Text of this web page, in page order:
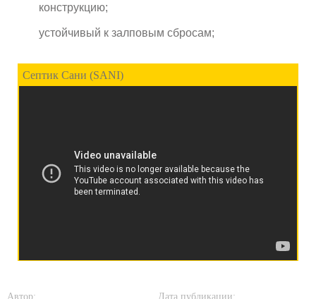
конструкцию;
устойчивый к залповым сбросам;
Септик Сани (SANI)
Автор: Дата публикации: